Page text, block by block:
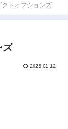
トオプションズ
ズ
2023.01.12